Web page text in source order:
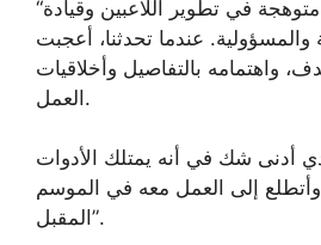
“إنه يأتي بسمعة متوهجة في تطوير اللاعبين وقيادة
والمسؤولية. عندما تحدثنا، أعجبت
واهتمامه بالتفاصيل وأخلاقيات
العمل.
أدنى شك في أنه يمتلك الأدوات
وأتطلع إلى العمل معه في الموسم
المقبل”.